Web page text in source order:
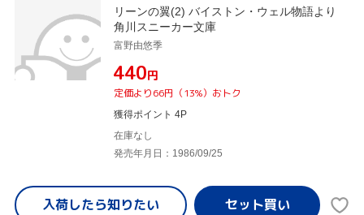
リーンの翼(2) バイストン・ウェル物語より
角川スニーカー文庫
富野由悠季
¥440円
定価より66円（13%）おトク
獲得ポイント 4P
在庫なし
発売年月日：1986/09/25
入荷したら知りたい